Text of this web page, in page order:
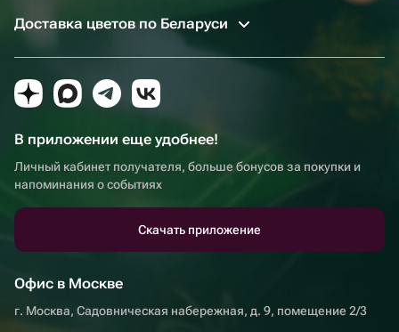
Доставка цветов по Беларуси
В приложении еще удобнее!
Личный кабинет получателя, больше бонусов за покупки и
напоминания о событиях
Скачать приложение
Офис в Москве
г. Москва, Садовническая набережная, д. 9, помещение 2/3